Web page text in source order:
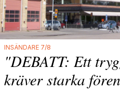
INSÄNDARE 7/8
"DEBATT: Ett
kräver starka